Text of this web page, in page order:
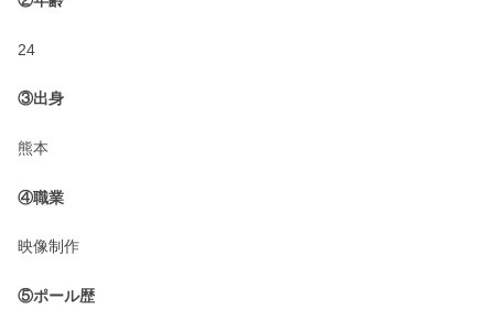
24
③出身
熊本
④職業
映像制作
⑤ポール歴